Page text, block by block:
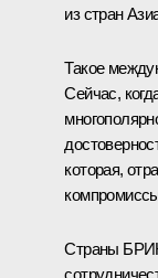
из стран
Такое
Сейчас,
которая,
Страны